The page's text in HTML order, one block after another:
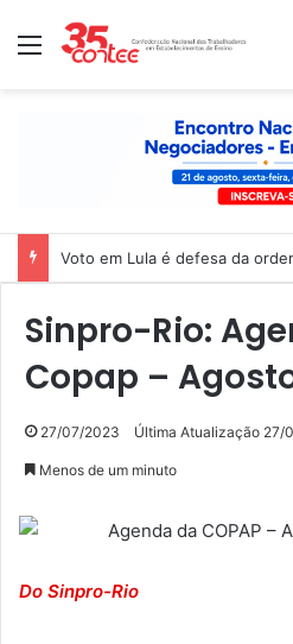
Menu
Voto em Lula é defesa da
Sinpro-Rio:
Copap –
27/07/2023 Última Atualização 27/
Menos de um minuto
Do Sinpro-Rio